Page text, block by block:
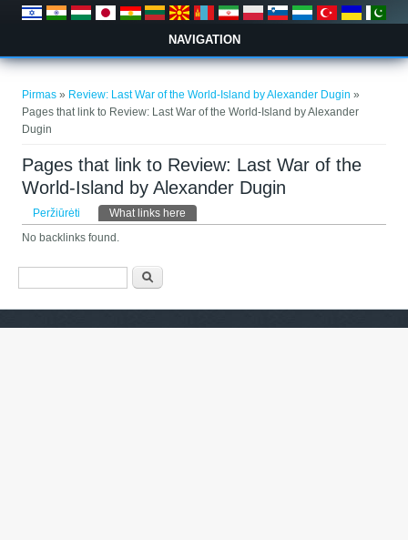
NAVIGATION
Pirmas » Review: Last War of the World-Island by Alexander Dugin »
Pages that link to Review: Last War of the World-Island by Alexander
Dugin
Pages that link to Review: Last War of the
World-Island by Alexander Dugin
Pirminės kortelės
Peržiūrėti What links here
No backlinks found.
Paieškos forma